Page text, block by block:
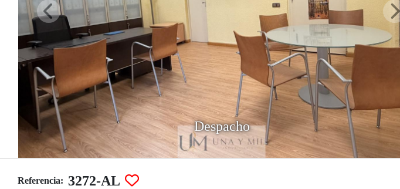
Despacho
Referencia: 3272-AL